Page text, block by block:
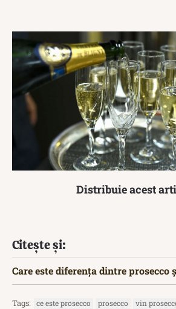
Distribuie acest
Citește și:
Care este diferența dintre prosecco
Tags: ce este prosecco prosecco vin